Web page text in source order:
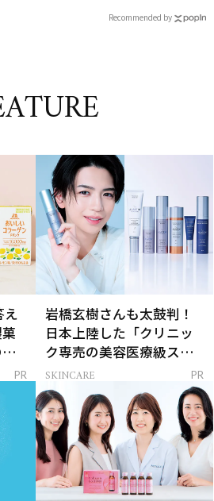
Recommended by
え
PR
岩橋玄樹さんも太鼓判！
日本上陸した「クリニッ
ク専売の美容医療級スキ
ンケア」
SKINCARE PR